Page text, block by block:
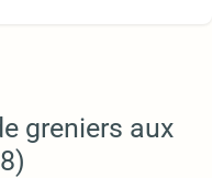
greniers aux